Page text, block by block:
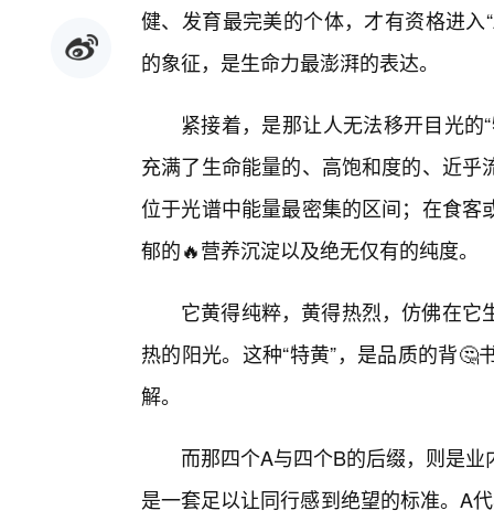
健、发育最完美的个体，才有资格进入
的象征，是生命力最澎湃的表达。
紧接着，是那让人无法移开目光
充满了生命能量的、高饱和度的、近
位于光谱中能量最密集的区间；在食
郁的🔥营养沉淀以及绝无仅有的纯度。
它黄得纯粹，黄得热烈，仿佛在
热的阳光。这种“特黄”，是品质的背
解。
而那四个A与四个B的后缀，则是
是一套足以让同行感到绝望的标准。A